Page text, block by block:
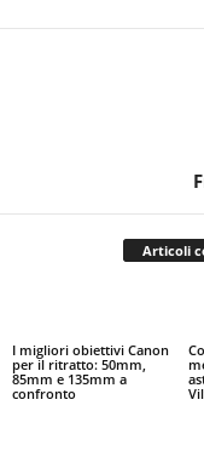
Articoli
I migliori obiettivi Canon
per il ritratto: 50mm,
85mm e 135mm a
confronto